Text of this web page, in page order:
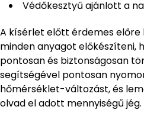
Védőkesztyű ajánlott a
A kísérlet előtt érdemes előre
minden anyagot előkészíteni,
pontosan és biztonságosan
segítségével pontosan
hőmérséklet-változást, és
olvad el adott mennyiségű jég.